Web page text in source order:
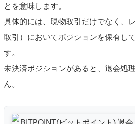
とを意味します。
具体的には、現物取引だけでなく、
取引）においてポジションを保有し
す。
未決済ポジションがあると、退会処
ん。